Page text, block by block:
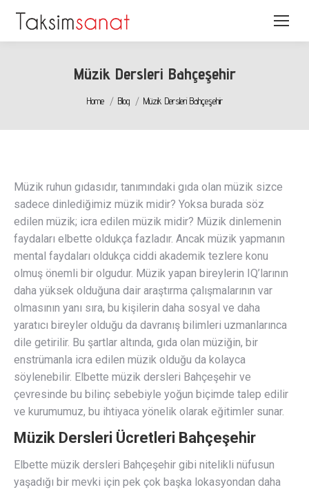
Müzik Dersleri Bahçeşehir
You are here:
Home Blog Müzik Dersleri Bahçeşehir
Müzik ruhun gıdasıdır, tanımındaki gıda olan müzik sizce
sadece dinlediğimiz müzik midir? Yoksa burada söz
edilen müzik; icra edilen müzik midir? Müzik dinlemenin
faydaları elbette oldukça fazladır. Ancak müzik yapmanın
mental faydaları oldukça ciddi akademik tezlere konu
olmuş önemli bir olgudur. Müzik yapan bireylerin IQ’larının
daha yüksek olduğuna dair araştırma çalışmalarının var
olmasının yanı sıra, bu kişilerin daha sosyal ve daha
yaratıcı bireyler olduğu da davranış bilimleri uzmanlarınca
dile getirilir. Bu şartlar altında, gıda olan müziğin, bir
enstrümanla icra edilen müzik olduğu da kolayca
söylenebilir. Elbette müzik dersleri Bahçeşehir ve
çevresinde bu bilinç sebebiyle yoğun biçimde talep edilir
ve kurumumuz, bu ihtiyaca yönelik olarak eğitimler sunar.
Müzik Dersleri Ücretleri Bahçeşehir
Elbette müzik dersleri Bahçeşehir gibi nitelikli nüfusun
yaşadığı bir mevki için pek çok başka lokasyondan daha